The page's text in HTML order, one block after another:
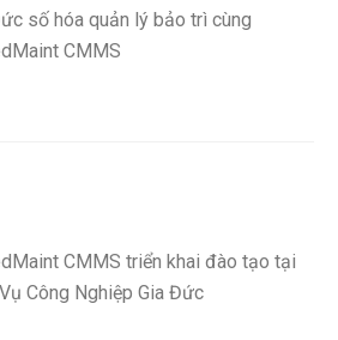
số hóa quản lý bảo trì cùng
CMMS
CMMS triển khai đào tạo tại
Công Nghiệp Gia Đức